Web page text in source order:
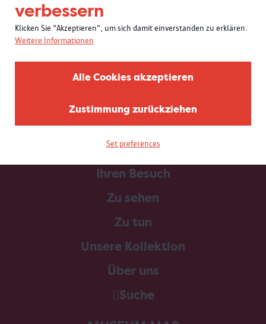
verbessern
Klicken Sie "Akzeptieren", um sich damit einverstanden zu erklären.
Weitere Informationen
Alle Cookies akzeptieren
Zustimmung zurückziehen
Set preferences
Home
Ihren Besuch
Zu sehen
Zu tun
Unsere Kollektion
Über uns
Suche